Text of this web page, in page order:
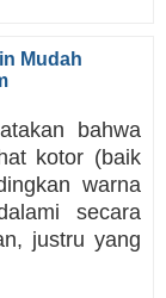
Mudah
bahwa
kotor (baik
warna
secara
justru yang